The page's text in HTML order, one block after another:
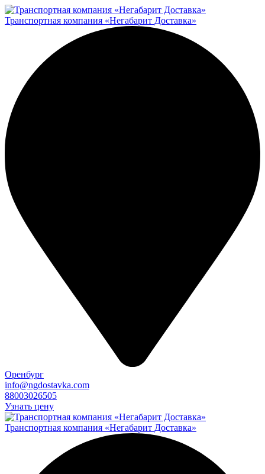
Транспортная компания «Негабарит Доставка»
Оренбург
info@ngdostavka.com
88003026505
Узнать цену
Транспортная компания «Негабарит Доставка»